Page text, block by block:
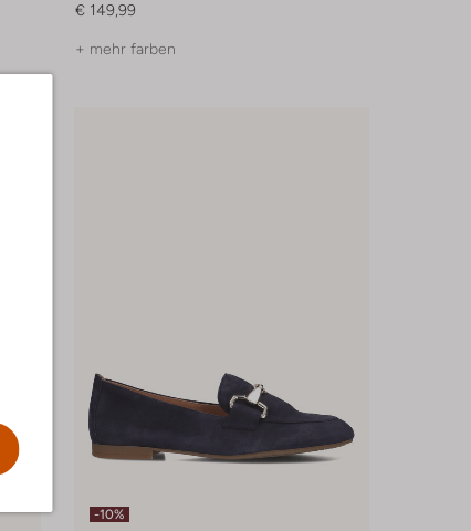
€ 149,99
+ mehr farben
-10%